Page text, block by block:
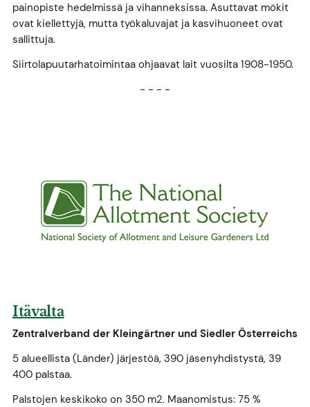
painopiste hedelmissä ja vihanneksissa. Asuttavat mökit
ovat kiellettyjä, mutta työkaluvajat ja kasvihuoneet ovat
sallittuja.
Siirtolapuutarhatoimintaa ohjaavat lait vuosilta 1908-1950.
- - - -
Itävalta
Zentralverband der Kleingärtner und Siedler Österreichs
5 alueellista (Länder) järjestöä, 390 jäsenyhdistystä, 39
400 palstaa.
Palstojen keskikoko on 350 m2. Maanomistus: 75 %